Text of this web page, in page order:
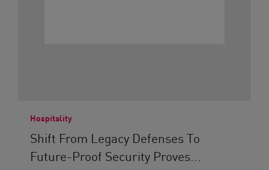
Hospitality
Shift From Legacy Defenses To
Future-Proof Security Proves...